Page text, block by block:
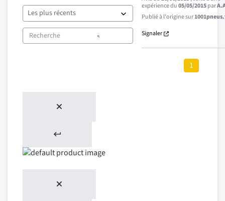
expérience du05/05/2015par
Publié à l'origine sur
Signaler
1